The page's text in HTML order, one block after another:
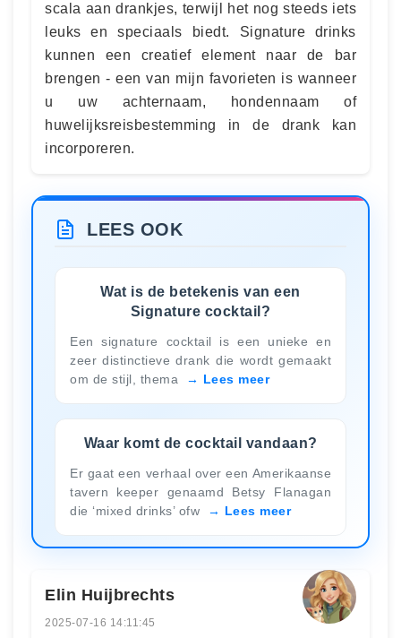
scala aan drankjes, terwijl het nog steeds iets
leuks en speciaals biedt. Signature drinks
kunnen een creatief element naar de bar
brengen - een van mijn favorieten is wanneer
u uw achternaam, hondennaam of
huwelijksreisbestemming in de drank kan
incorporeren.
LEES OOK
Wat is de betekenis van een
Signature cocktail?
Een signature cocktail is een unieke en
zeer distinctieve drank die wordt gemaakt
om de stijl, thema
Lees meer
Waar komt de cocktail vandaan?
Er gaat een verhaal over een Amerikaanse
tavern keeper genaamd Betsy Flanagan
die ‘mixed drinks’ ofw
Lees meer
Elin Huijbrechts
2025-07-16 14:11:45